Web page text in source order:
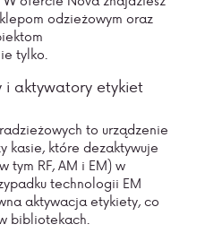
odzieżowym oraz
tylko.
i aktywatory etykiet
to urządzenie
kasie, które dezaktywuje
RF, AM i EM) w
technologii EM
aktywacja etykiety, co
bibliotekach.